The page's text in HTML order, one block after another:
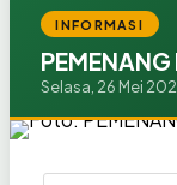
INFORMASI
Selasa, 26 Mei